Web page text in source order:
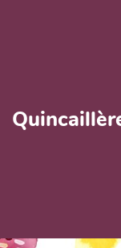
Aller au